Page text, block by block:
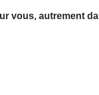
vous, autrement